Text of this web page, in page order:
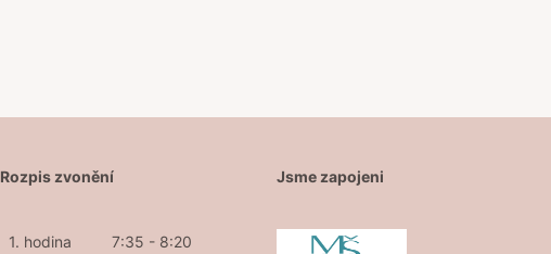
Rozpis zvonění
1. hodina 7:35 - 8:20
Jsme zapojeni